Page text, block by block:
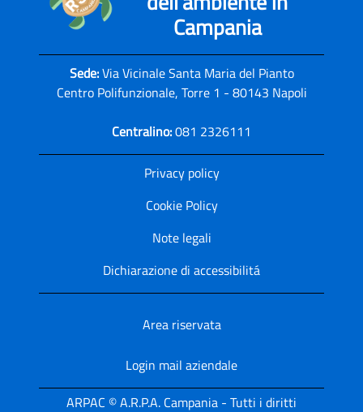
Campania
Sede:Via Vicinale Santa Maria del Pianto
Centro Polifunzionale, Torre 1 - 80143 Napoli
Centralino:081 2326111
Privacy policy
Cookie Policy
Note legali
Dichiarazione di accessibilitá
Area riservata
Login mail aziendale
ARPAC © A.R.P.A. Campania - Tutti i diritti